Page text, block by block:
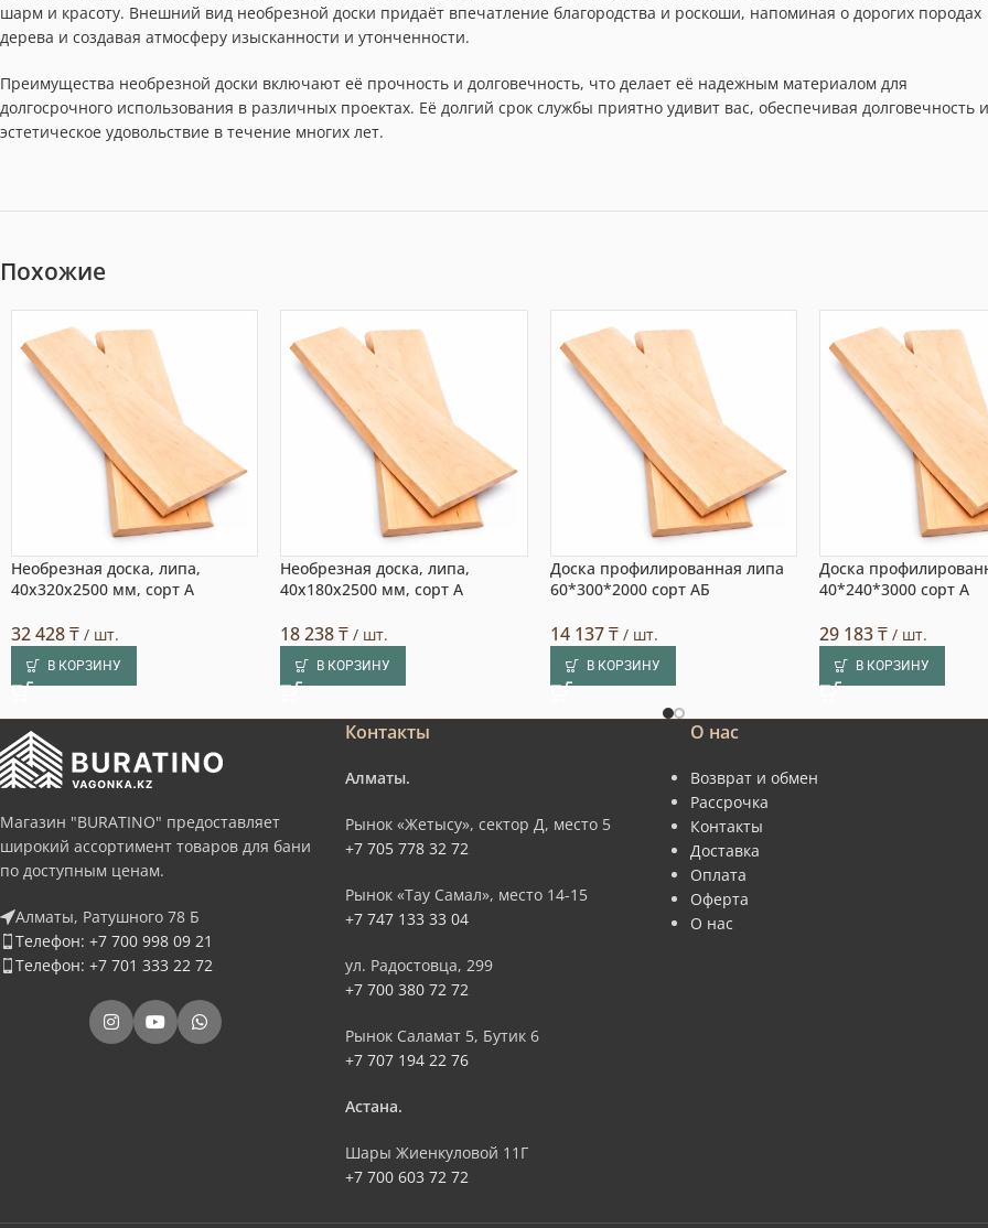
шарм и красоту. Внешний вид необрезной доски придаёт впечатление благородства и роскоши, напоминая о дорогих породах
дерева и создавая атмосферу изысканности и утонченности.
Преимущества необрезной доски включают её прочность и долговечность, что делает её надежным материалом для
долгосрочного использования в различных проектах. Её долгий срок службы приятно удивит вас, обеспечивая долговечность и
эстетическое удовольствие в течение многих лет.
Похожие
Необрезная доска, липа,
40x320x2500 мм, сорт A
32 428₸ / шт.
В КОРЗИНУ
Необрезная доска, липа,
40x180x2500 мм, сорт A
18 238₸ / шт.
В КОРЗИНУ
Доска профилированная липа
60*300*2000 сорт АБ
14 137₸/ шт.
В КОРЗИНУ
Доска
40*240*3000 сорт А
29 183₸ / шт.
В КОРЗИНУ
Магазин "BURATINO" предоставляет
широкий ассортимент товаров для бани
по доступным ценам.
Алматы, Ратушного 78 Б
Телефон: +7 700 998 09 21
Телефон: +7 701 333 22 72
Контакты
Алматы.
Рынок «Жетысу», сектор Д, место 5
+7 705 778 32 72
Рынок «Тау Самал», место 14-15
+7 747 133 33 04
ул. Радостовца, 299
+7 700 380 72 72
Рынок Саламат 5, Бутик 6
+7 707 194 22 76
Астана.
Шары Жиенкуловой 11Г
+7 700 603 72 72
О нас
Возврат и обмен
Рассрочка
Контакты
Доставка
Оплата
Оферта
О нас